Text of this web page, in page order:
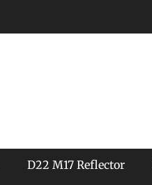
D22 M17 Reflector